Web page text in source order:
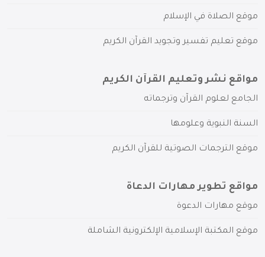
موقع الصلاة في الإسلام
موقع تعليم تفسير وتجويد القرآن الكريم
مواقع نشر وتعليم القرآن الكريم
الجامع لعلوم القرآن وترجماته
السنة النبوية وعلومها
موقع الترجمات الصوتية للقرآن الكريم
مواقع تطوير مهارات الدعاة
موقع مهارات الدعوة
موقع المكتبة الإسلامية الإلكترونية الشاملة